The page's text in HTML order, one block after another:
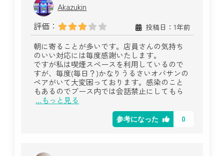
Akazukin
評価：
投稿日：1年前
朝に寄ることが多いです。店員さんの気持ち
のいい対応には毎度感謝いたします。
ですが私は喫煙スペースを利用しているので
すが、毎度(毎日？)かなりうるさいオバサンの
ペアがいて大変困っております。感染のこと
もあるのでブース内では会話禁止にしてもら
...もっと見る
参考になった 0